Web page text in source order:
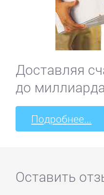
Доставляя
до
Подробнее...
Оставить